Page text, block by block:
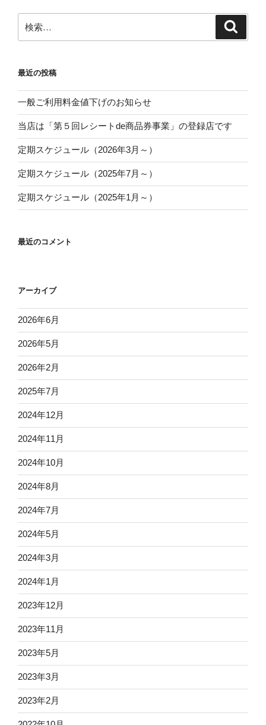
ン
索:
最近の投稿
一般ご利用料金値下げのお知らせ
当店は「第５回レシートde商品券事業」の登録店です
定期スケジュール（2026年3月～）
定期スケジュール（2025年7月～）
定期スケジュール（2025年1月～）
最近のコメント
アーカイブ
2026年6月
2026年5月
2026年2月
2025年7月
2024年12月
2024年11月
2024年10月
2024年8月
2024年7月
2024年5月
2024年3月
2024年1月
2023年12月
2023年11月
2023年5月
2023年3月
2023年2月